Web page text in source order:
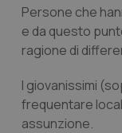
Persone che
e da questo
ragione di
I giovanissimi
frequentare
assunzione.